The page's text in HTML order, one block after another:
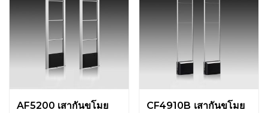
AF5200 เสากันขโมย
CF4910B เสากันขโมย